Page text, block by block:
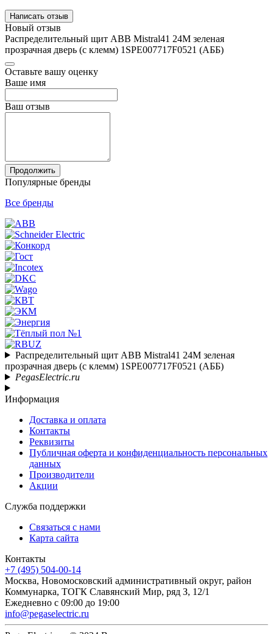
Написать отзыв
Новый отзыв
Распределительный щит ABB Mistral41 24М зеленая
прозрачная дверь (c клемм) 1SPE007717F0521 (АББ)
Оставьте вашу оценку
Ваше имя
Ваш отзыв
Продолжить
Популярные бренды
Все бренды
Распределительный щит ABB Mistral41 24М зеленая
прозрачная дверь (c клемм) 1SPE007717F0521 (АББ)
PegasElectric.ru
Информация
Доставка и оплата
Контакты
Реквизиты
Публичная оферта и конфиденциальность персональных
данных
Производители
Акции
Служба поддержки
Связаться с нами
Карта сайта
Контакты
+7 (495) 504-00-14
Москва, Новомосковский административный округ, район
Коммунарка, ТОГК Славянский Мир, ряд З, 12/1
Ежедневно с 09:00 до 19:00
info@pegaselectric.ru